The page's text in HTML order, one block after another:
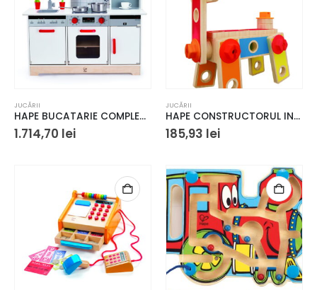
JUCĂRII
HAPE BUCATARIE COMPLETA
1.714,70 lei
JUCĂRII
HAPE CONSTRUCTORUL INCEPATOR
185,93 lei